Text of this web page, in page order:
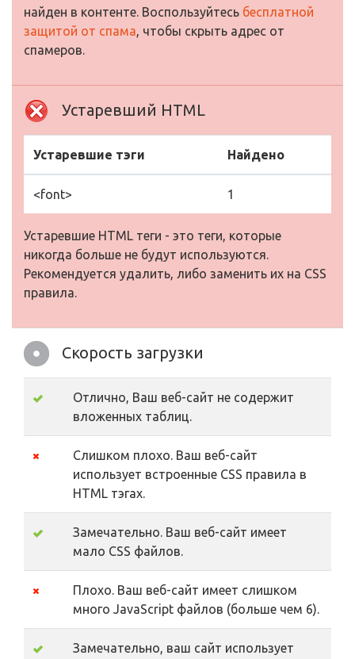
найден в контенте. Воспользуйтесь бесплатной
защитой от спама, чтобы скрыть адрес от
спамеров.
Устаревший HTML
Устаревшие тэги Найдено
<font> 1
Устаревшие HTML теги - это теги, которые
никогда больше не будут используются.
Рекомендуется удалить, либо заменить их на CSS
правила.
Скорость загрузки
Отлично, Ваш веб-сайт не содержит
вложенных таблиц.
Слишком плохо. Ваш веб-сайт
использует встроенные CSS правила в
HTML тэгах.
Замечательно. Ваш веб-сайт имеет
мало CSS файлов.
Плохо. Ваш веб-сайт имеет слишком
много JavaScript файлов (больше чем 6).
Замечательно, ваш сайт использует